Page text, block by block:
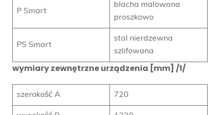
P Smart
blacha malowana
proszkowo
PS Smart
stal nierdzewna
szlifowana
wymiary zewnętrzne urządzenia [mm] /1/
szerokość A 720